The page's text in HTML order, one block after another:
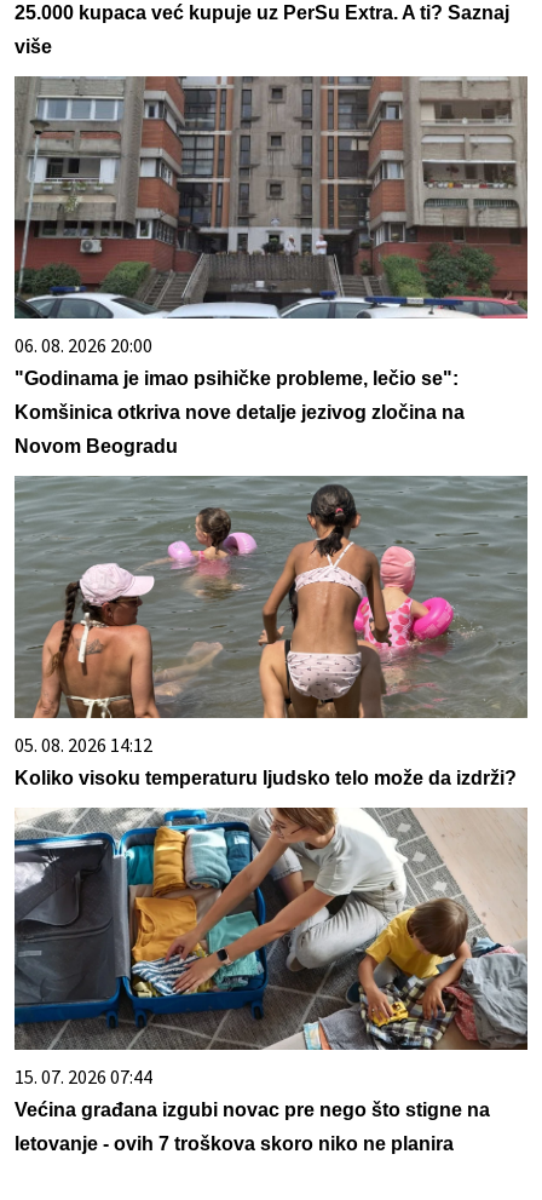
25.000 kupaca već kupuje uz PerSu Extra. A ti? Saznaj
više
06. 08. 2026 20:00
"Godinama je imao psihičke probleme, lečio se":
Komšinica otkriva nove detalje jezivog zločina na
Novom Beogradu
05. 08. 2026 14:12
Koliko visoku temperaturu ljudsko telo može da izdrži?
15. 07. 2026 07:44
Većina građana izgubi novac pre nego što stigne na
letovanje - ovih 7 troškova skoro niko ne planira